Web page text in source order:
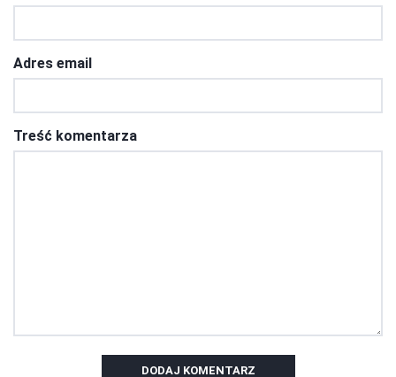
Adres email
Treść komentarza
DODAJ KOMENTARZ